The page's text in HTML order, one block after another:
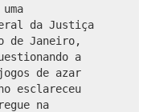
da Justiça
de Janeiro,
a
de azar
esclareceu
na